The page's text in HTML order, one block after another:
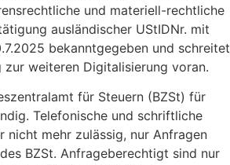
und materiell-rechtliche
ausländischer UStIDNr. mit
bekanntgegeben und schreitet
zur weiteren Digitalisierung voran.
für Steuern (BZSt) für
Telefonische und schriftliche
nicht mehr zulässig, nur Anfragen
BZSt. Anfrageberechtigt sind nur